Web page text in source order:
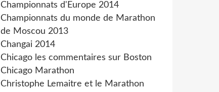
Championnats d'Europe 2014
Championnats du monde de Marathon
de Moscou 2013
Changai 2014
Chicago les commentaires sur Boston
Chicago Marathon
Christophe Lemaitre et le Marathon